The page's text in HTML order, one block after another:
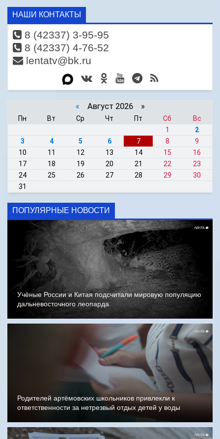
НАШИ КОНТАКТЫ
8 (42337) 3-95-95
8 (42337) 4-76-52
lentatv@bk.ru
« Август 2026 »
Пн Вт Ср Чт Пт Сб
Вс
1
2
3
4 5 6 7 8
9
10
11 12 13 14 15
16
17
18 19 20 21 22
23
24
25 26 27 28 29
30
31
ПОПУЛЯРНЫЕ НОВОСТИ
Учёные России и Китая подсчитали мировую популяцию
дальневосточного леопарда
Родителей артёмовских школьников привлекли к
ответственности за нетрезвый отдых детей у воды